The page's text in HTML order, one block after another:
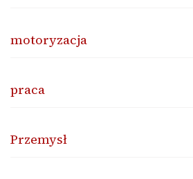
motoryzacja
praca
Przemysł